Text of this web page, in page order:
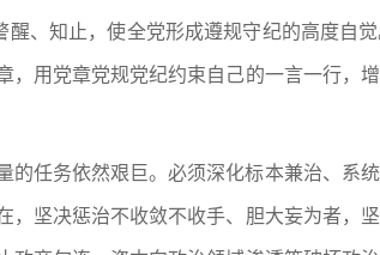
、知止，使全党形成遵规守纪的高度自
用党章党规党纪约束自己的一言一行，
任务依然艰巨。必须深化标本兼治、系
坚决惩治不收敛不收手、胆大妄为者，